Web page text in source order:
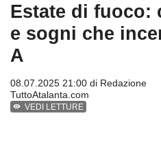
Estate di fuoco:
e sogni che
A
08.07.2025 21:00 di Redazione
TuttoAtalanta.com
VEDI LETTURE